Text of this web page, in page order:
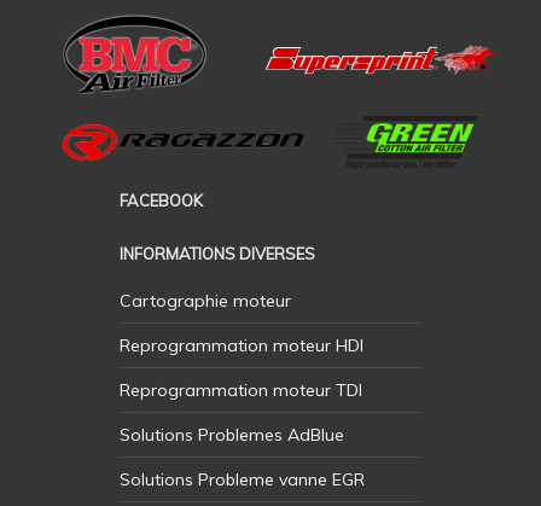
FACEBOOK
INFORMATIONS DIVERSES
Cartographie moteur
Reprogrammation moteur HDI
Reprogrammation moteur TDI
Solutions Problemes AdBlue
Solutions Probleme vanne EGR